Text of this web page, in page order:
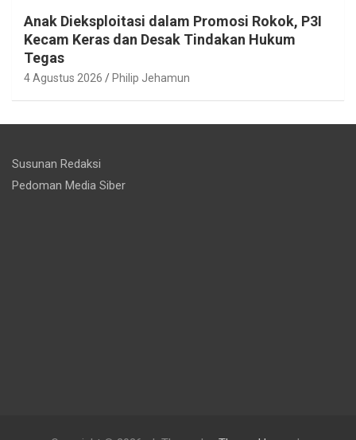
Anak Dieksploitasi dalam Promosi Rokok, P3I
Kecam Keras dan Desak Tindakan Hukum
Tegas
4 Agustus 2026 Philip Jehamun
Susunan Redaksi
Pedoman Media Siber